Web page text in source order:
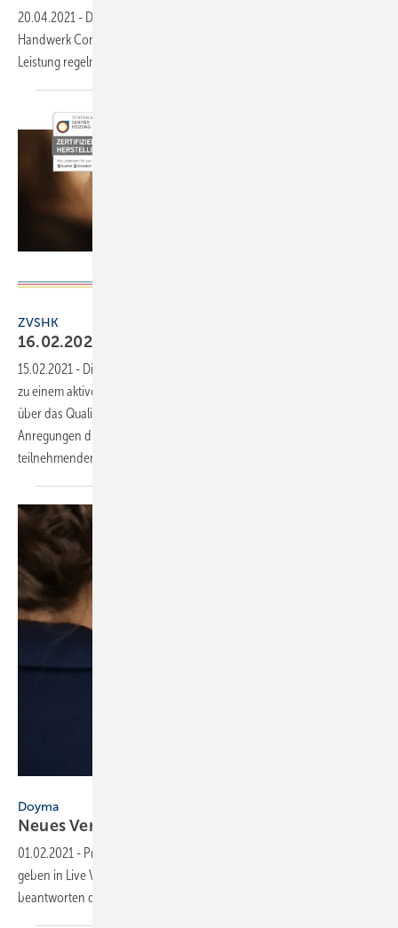
20.04.2021 - Die bundesweit agierende Kooperationsplattform
Handwerk Connected bietet ihren Mitgliedern ab sofort als weitere
Leistung regelmäßig Events mit Experten zu relevanten
ZVSHK
16.02.2021: ZVSHK-Qualitätszeichen
15.02.2021 - Die Berliner Innung lädt ihre Mitgieder und die Hersteller
zu einem aktiven, gemeinsamen Dialog zum Qualitätszeichen ein, um
über das Qualitätszeichen zu informieren und Fragen, Kritik und
Anregungen direkt bei der SHK-Verbandsorganisation und den
teilnehmenden zertifizierten Herstellern zu
Doyma
NeuesVeranstaltungsformat
01.02.2021 - Produktwissen und Anwender-Know-how: Experten
geben in Live Video-Infoveranstaltungen Fachwissen weiter und
beantworten die Fragen der